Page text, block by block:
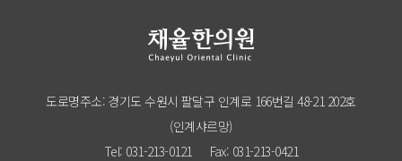
도로명주소: 경기도 수원시 팔달구 인계로 166번길 48-21 202호
(인계샤르망)
Tel: 031-213-0121
Fax: 031-213-0421